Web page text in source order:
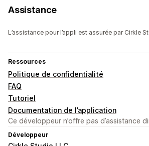
Assistance
L’assistance pour l’appli est assurée par Cirkle
Ressources
Politique de confidentialité
FAQ
Tutoriel
Documentation de l’application
Ce développeur n’offre pas d’assistance
Développeur